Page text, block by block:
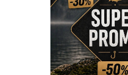
SPRAWDŹ!